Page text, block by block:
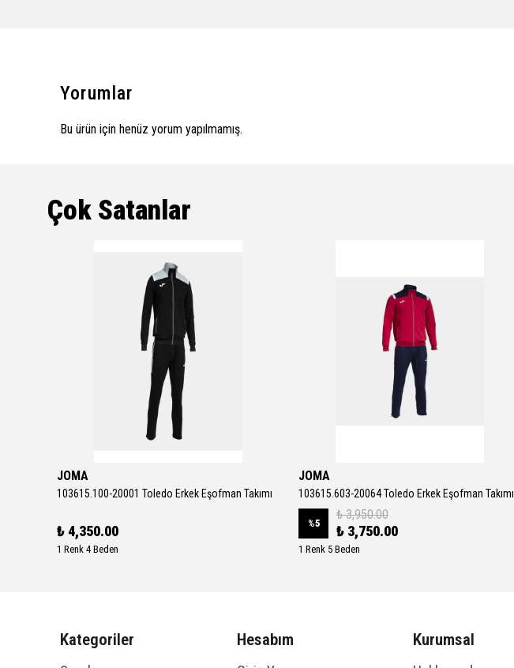
Yorumlar
Bu ürün için henüz yorum yapılmamış.
Çok Satanlar
JOMA
103615.100-20001 Toledo Erkek Eşofman Takımı
₺ 4,350.00
1 Renk 4 Beden
JOMA
103615.603-20064 Toledo Erkek Eşofman Takımı
%5
₺ 3,950.00
₺ 3,750.00
1 Renk 5 Beden
Kategoriler Hesabım Kurumsal